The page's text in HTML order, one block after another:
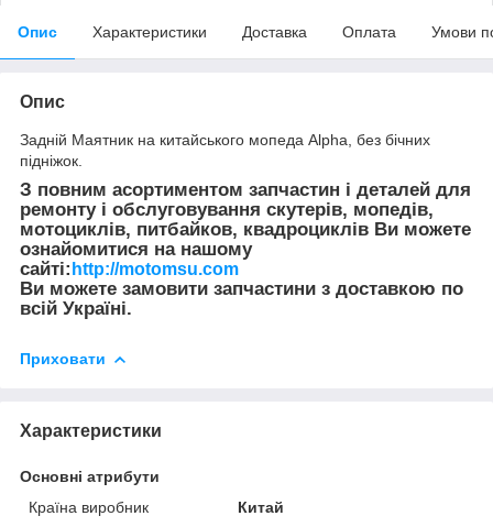
Опис Характеристики Доставка Оплата Умови
Опис
Задній Маятник на китайського мопеда Alpha, без бічних
підніжок.
З повним асортиментом запчастин і деталей для
ремонту і обслуговування скутерів, мопедів,
мотоциклів, питбайков, квадроциклів Ви можете
ознайомитися на нашому
сайті: http://motomsu.com
Ви можете замовити запчастини з доставкою по
всій Україні.
Приховати
Характеристики
Основні атрибути
Країна виробник
Китай